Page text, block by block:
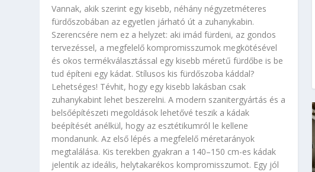
IRIS KÁDSOROZAT: MODERN
ÚJRAGONDOLVA...
Kád kisokos ,Közlemény
FLEXA, A VÁGHATÓ KÁD:
FÜRDŐSZOBÁKHOZ...
Kád kisokos ,Közlemény
Vannak, akik szerint egy kisebb, néhány négyzetméteres
fürdőszobában az egyetlen járható út a zuhanykabin.
Szerencsére nem ez a helyzet: aki imád fürdeni, az gondos
tervezéssel, a megfelelő kompromisszumok megkötésével
és okos termékválasztással egy kisebb méretű fürdőbe is be
tud építeni egy kádat. Stílusos kis fürdőszoba káddal?
Lehetséges! Tévhit, hogy egy kisebb lakásban csak
zuhanykabint lehet beszerelni. A modern szanitergyártás és a
belsőépítészeti megoldások lehetővé teszik a kádak
beépítését anélkül, hogy az esztétikumról le kellene
mondanunk. Az első lépés a megfelelő méretarányok
megtalálása. Kis terekben gyakran a 140–150 cm-es kádak
jelentik az ideális, helytakarékos kompromisszumot. Egy jól